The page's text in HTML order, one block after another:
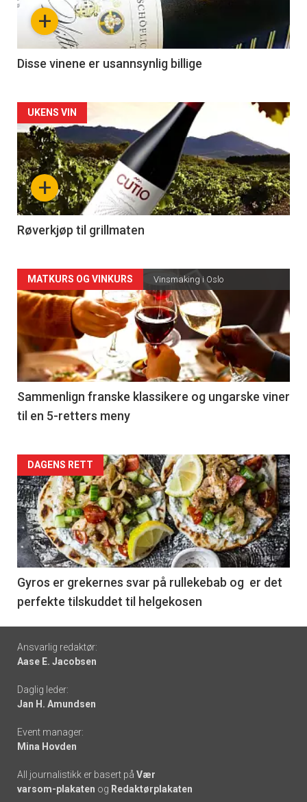
nå
3
+
Disse vinene er usannsynlig billige
Forsiden
akkurat
nå
-
4
+
UKENS VIN
Røverkjøp til grillmaten
Forsiden
akkurat
nå
-
5
MATKURS OG VINKURS Vinsmaking i Oslo
Sammenlign franske klassikere og ungarske viner
til en 5-retters meny
Forsiden
akkurat
nå
-
6
DAGENS RETT
Gyros er grekernes svar på rullekebab og er det
perfekte tilskuddet til helgekosen
Footer
-
links
Ansvarlig redaktør:
Aase E. Jacobsen
Daglig leder:
Jan H. Amundsen
Event manager:
Mina Hovden
All journalistikk er basert på Vær
varsom-plakaten og Redaktørplakaten